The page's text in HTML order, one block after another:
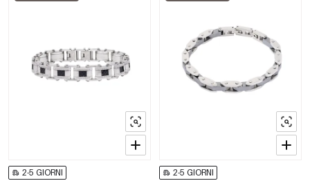
2-5 GIORNI 2-5 GIORNI